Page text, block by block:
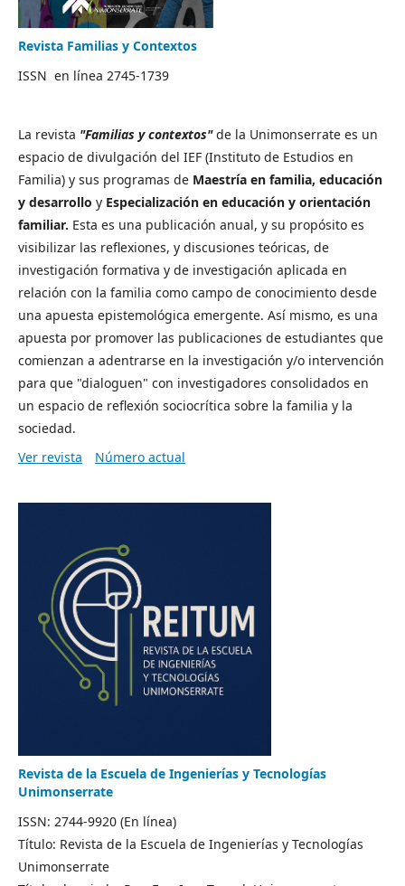
Revista Familias y Contextos
ISSN en línea 2745-1739
La revista "Familias y contextos"de la Unimonserrate es un
espacio de divulgación del IEF (Instituto de Estudios en
Familia) y sus programas de Maestría en familia, educación
y desarrollo y Especialización en educación y orientación
familiar. Esta es una publicación anual, y su propósito es
visibilizar las reflexiones, y discusiones teóricas, de
investigación formativa y de investigación aplicada en
relación con la familia como campo de conocimiento desde
una apuesta epistemológica emergente. Así mismo, es una
apuesta por promover las publicaciones de estudiantes que
comienzan a adentrarse en la investigación y/o intervención
para que "dialoguen" con investigadores consolidados en
un espacio de reflexión sociocrítica sobre la familia y la
sociedad.
Ver revista
Número actual
Revista de la Escuela de Ingenierías y Tecnologías
Unimonserrate
ISSN: 2744-9920 (En línea)
Título: Revista de la Escuela de Ingenierías y Tecnologías
Unimonserrate